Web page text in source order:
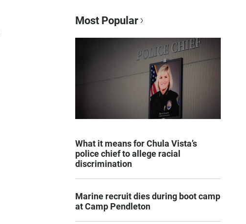
Most Popular
What it means for Chula Vista’s
police chief to allege racial
discrimination
Marine recruit dies during boot camp
at Camp Pendleton